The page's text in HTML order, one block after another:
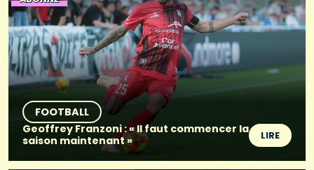
FOOTBALL
Geoffrey Franzoni : « Il faut commencer la
saison maintenant »
LIRE